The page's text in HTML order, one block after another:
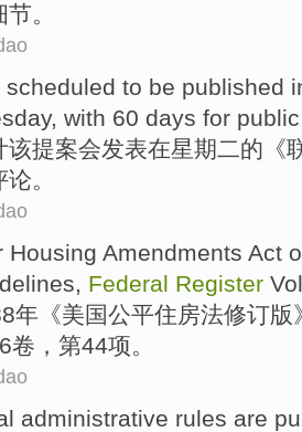
节。
scheduled to be published
, with 60 days for public
该提案会发表在星期二的《
论。
Housing Amendments Act
, Federal Register
年《美国公平住房法修订版
卷 ， 第44项。
administrative rules are